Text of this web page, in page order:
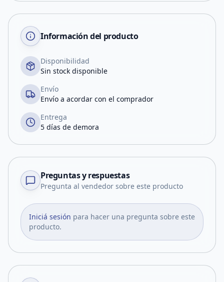
Información del producto
Disponibilidad
Sin stock disponible
Envío
Envío a acordar con el comprador
Entrega
5 días de demora
Preguntas y respuestas
Pregunta al vendedor sobre este producto
Iniciá sesión para hacer una pregunta sobre este
producto.